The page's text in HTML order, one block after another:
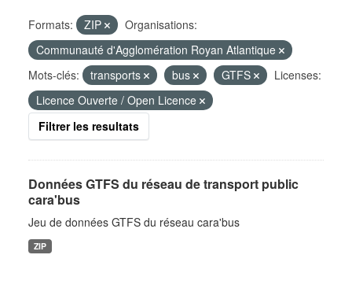
Formats: ZIP
Organisations:
Communauté d'Agglomération Royan Atlantique
Mots-clés:
transports bus GTFS
Licenses:
Licence Ouverte / Open Licence
Filtrer les resultats
Données GTFS du réseau de transport public
cara'bus
Jeu de données GTFS du réseau cara'bus
ZIP